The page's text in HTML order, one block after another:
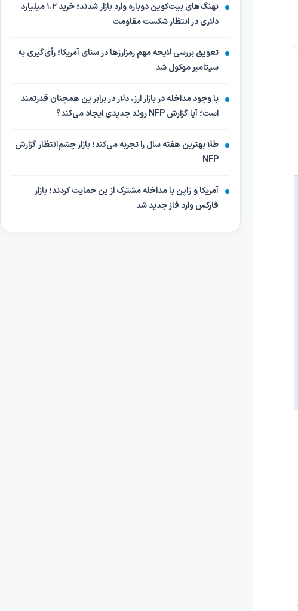
نهنگ‌های بیت‌کوین دوباره وارد بازار شدند؛ خرید ۱.۲ میلیارد
دلاری در انتظار شکست مقاومت
تعویق بررسی لایحه مهم رمزارزها در سنای آمریکا؛ رأی‌گیری به
سپتامبر موکول شد
با وجود مداخله در بازار ارز، دلار در برابر ین همچنان قدرتمند
است؛ آیا گزارش NFP روند جدیدی ایجاد می‌کند؟
طلا بهترین هفته سال را تجربه می‌کند؛ بازار چشم‌انتظار گزارش
NFP
آمریکا و ژاپن با مداخله مشترک از ین حمایت کردند؛ بازار
فارکس وارد فاز جدید شد